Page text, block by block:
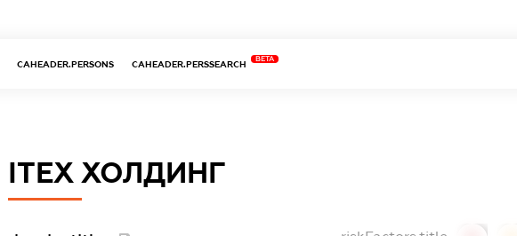
CAHEADER.PERSONS CAHEADER.PERSSEARCH
BETA
ІТЕХ ХОЛДИНГ